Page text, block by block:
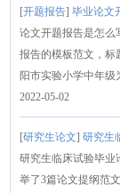
[开题报告]毕业论文
论文开题报告是怎么
报告的模板范文，
阳市实验小学中年级
2022-05-02
[研究生论文]研究生
研究生临床试验毕业
举了3篇论文提纲范